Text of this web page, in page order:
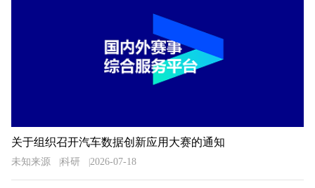
关于组织召开汽车数据创新应用大赛的通知
未知来源 科研 2026-07-18